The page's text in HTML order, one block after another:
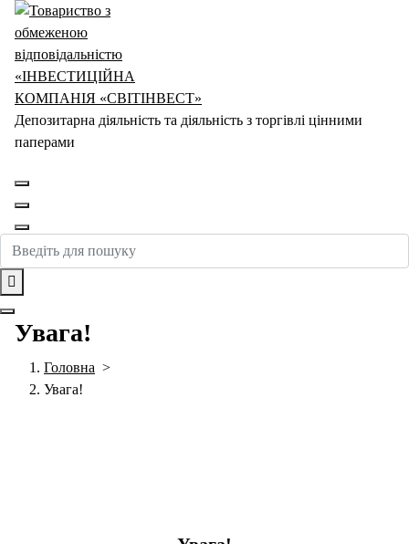
Перейти
контенту
Депозитарна діяльність та діяльність з торгівлі цінними
паперами
Увага!
Головна >
Увага!